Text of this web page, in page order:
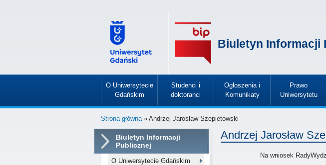
Biuletyn Informacji
O Uniwersytecie
Gdańskim
»
Studenci i
doktoranci
»
Ogłoszenia i
Komunikaty
»
Prawo
Uniwersytetu
»
Strona główna» Andrzej Jarosław Szepietowski
Biuletyn Informacji
Publicznej
O Uniwersytecie Gdańskim
Andrzej Jarosław
Na wniosek